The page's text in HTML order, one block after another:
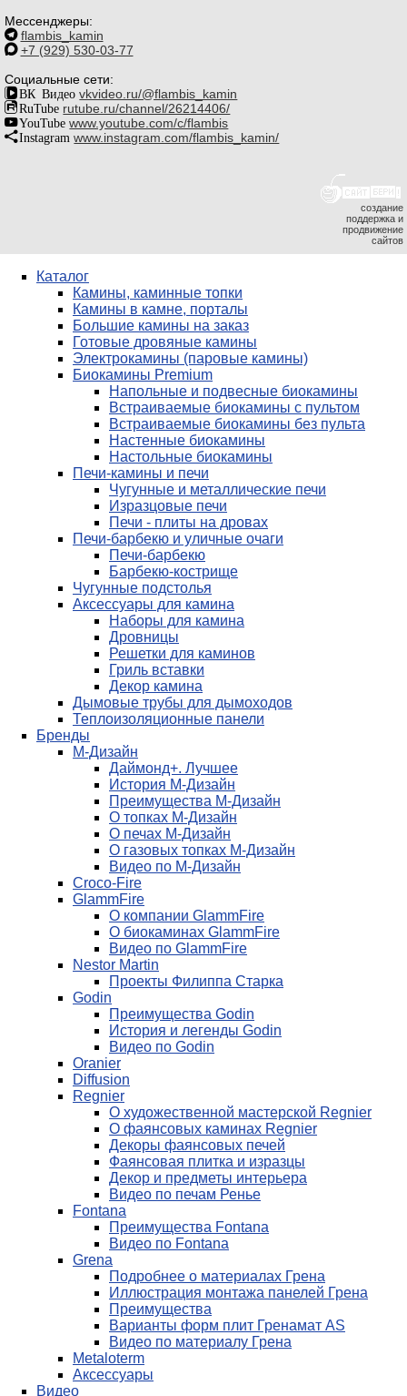
Мессенджеры:
flambis_kamin
+7 (929) 530-03-77
Социальные сети:
ВК Видео vkvideo.ru/@flambis_kamin
RuTube rutube.ru/channel/26214406/
YouTube www.youtube.com/c/flambis
Instagram www.instagram.com/flambis_kamin/
создание
поддержка и
продвижение
сайтов
Каталог
Камины, каминные топки
Камины в камне, порталы
Большие камины на заказ
Готовые дровяные камины
Электрокамины (паровые камины)
Биокамины Premium
Напольные и подвесные биокамины
Встраиваемые биокамины с пультом
Встраиваемые биокамины без пульта
Настенные биокамины
Настольные биокамины
Печи-камины и печи
Чугунные и металлические печи
Изразцовые печи
Печи - плиты на дровах
Печи-барбекю и уличные очаги
Печи-барбекю
Барбекю-кострище
Чугунные подстолья
Аксессуары для камина
Наборы для камина
Дровницы
Решетки для каминов
Гриль вставки
Декор камина
Дымовые трубы для дымоходов
Теплоизоляционные панели
Бренды
М-Дизайн
Даймонд+. Лучшее
История М-Дизайн
Преимущества М-Дизайн
О топках М-Дизайн
О печах М-Дизайн
О газовых топках М-Дизайн
Видео по М-Дизайн
Croco-Fire
GlammFire
О компании GlammFire
О биокаминах GlammFire
Видео по GlammFire
Nestor Martin
Проекты Филиппа Старка
Godin
Преимущества Godin
История и легенды Godin
Видео по Godin
Oranier
Diffusion
Regnier
О художественной мастерской Regnier
О фаянсовых каминах Regnier
Декоры фаянсовых печей
Фаянсовая плитка и изразцы
Декор и предметы интерьера
Видео по печам Ренье
Fontana
Преимущества Fontana
Видео по Fontana
Grena
Подробнее о материалах Грена
Иллюстрация монтажа панелей Грена
Преимущества
Варианты форм плит Гренамат AS
Видео по материалу Грена
Metaloterm
Аксессуары
Видео